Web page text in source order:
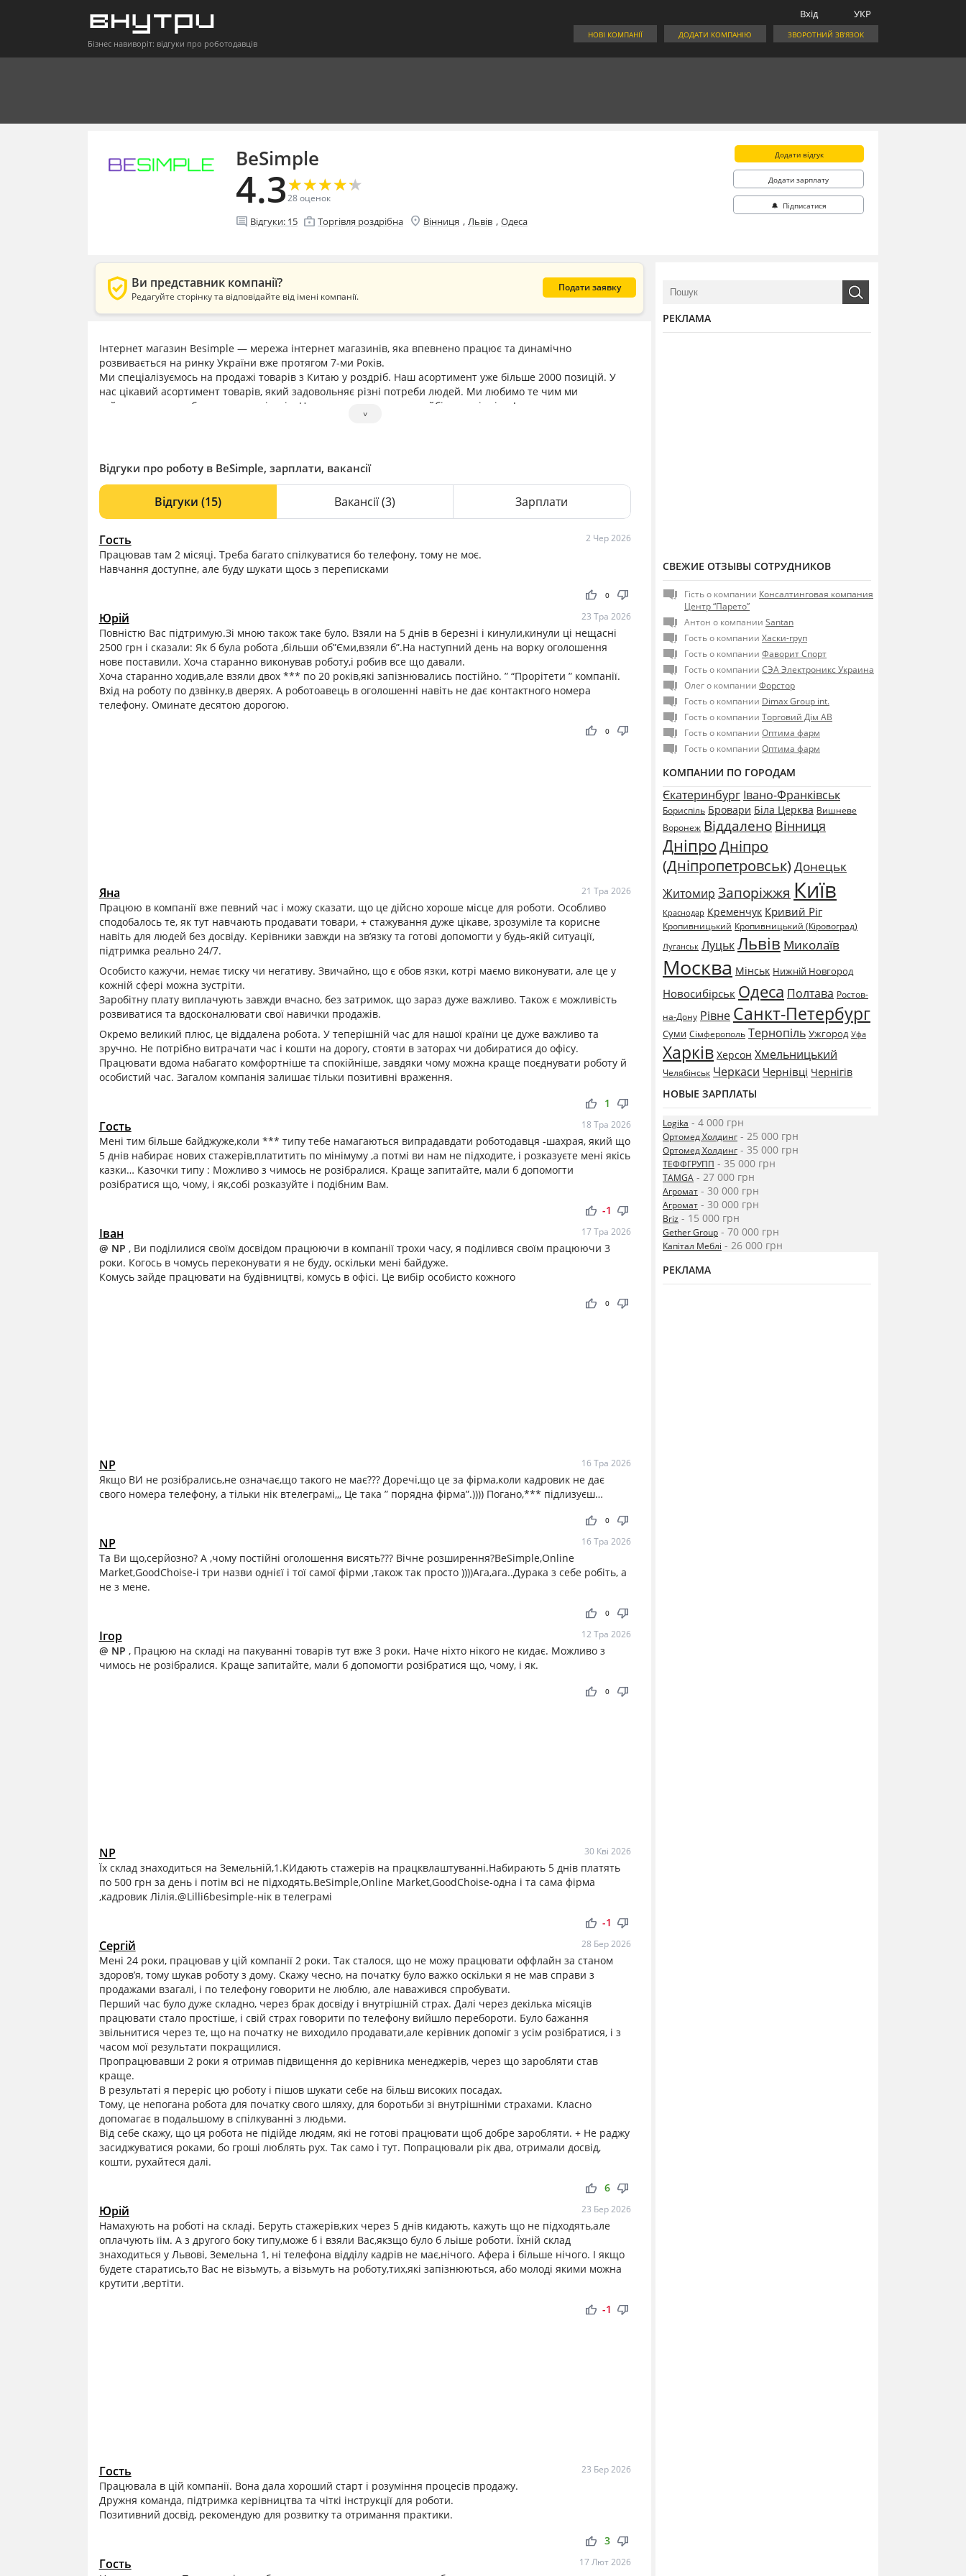
Бізнес навиворіт: відгуки про роботодавців
УКР
Вхід
ЗВОРОТНИЙ ЗВ'ЯЗОК
ДОДАТИ КОМПАНІЮ
НОВІ КОМПАНІЇ
BeSimple
4.3★
★★
★★
★★
★★
★
28оценок
comment Відгуки: 15 enterprise Торгівля роздрібна location_on Вінниця , Львів , Одеса
Додати відгук
Додати зарплату
🔔 Підписатися
verified_user Ви представник компанії?
Редагуйте сторінку та відповідайте від імені компанії.
Подати заявку
Інтернет магазин Besimple — мережа інтернет магазинів, яка впевнено працює та динамічно
розвивається на ринку України вже протягом 7-ми Років.
Ми спеціалізуємось на продажі товарів з Китаю у роздріб. Наш асортимент уже більше 2000 позицій. У
нас цікавий асортимент товарів, який задовольняє різні потреби людей. Ми любимо те чим ми
займаємось, та любимо наших клієнтів. Наша команда — наша найбільша цінність!
Місія компанії: дати зрозуміти нашим клієнтам, що таке сервіс та клієнтоорієнтованість.
оцінюється!
˅
Відгуки про роботу в BeSimple, зарплати, вакансії
Відгуки (15) Вакансії(3) Зарплати
Гость 2 Чер 2026
Працював там 2 місяці. Треба багато спілкуватися бо телефону, тому не моє.
Навчання доступне, але буду шукати щось з переписками
thumb_up thumb_down
0
Юрій 23 Тра 2026
Повністю Вас підтримую.Зі мною також таке було. Взяли на 5 днів в березні і кинули,кинули ці нещасні
2500 грн і сказали: Як б була робота ,більши об”Єми,взяли б”.На наступний день на ворку оголошення
нове поставили. Хоча старанно виконував роботу,і робив все що давали.
Хоча старанно ходив,але взяли двох *** по 20 років,які запізнювались постійно. ” “Прорітети ” компанії.
Вхід на роботу по дзвінку,в дверях. А роботоавець в оголошенні навіть не дає контактного номера
телефону. Оминате десятою дорогою.
thumb_up thumb_down
0
Яна 21 Тра 2026
Працюю в компанії вже певний час і можу сказати, що це дійсно хороше місце для роботи. Особливо
сподобалось те, як тут навчають продавати товари, + стажування дуже цікаве, зрозуміле та корисне
навіть для людей без досвіду. Керівники завжди на зв’язку та готові допомогти у будь-якій ситуації,
підтримка реально 24/7.
Особисто кажучи, немає тиску чи негативу. Звичайно, що є обов язки, котрі маємо виконувати, але це у
кожній сфері можна зустріти.
Заробітну плату виплачують завжди вчасно, без затримок, що зараз дуже важливо. Також є можливість
розвиватися та вдосконалювати свої навички продажів.
Окремо великий плюс, це віддалена робота. У теперішній час для нашої країни це дуже важливо та
зручно. Не потрібно витрачати час і кошти на дорогу, стояти в заторах чи добиратися до офісу.
Працювати вдома набагато комфортніше та спокійніше, завдяки чому можна краще поєднувати роботу й
особистий час. Загалом компанія залишає тільки позитивні враження.
thumb_up thumb_down
1
Гость 18 Тра 2026
Мені тим більше байджуже,коли *** типу тебе намагаються випрадавдати роботодавця -шахрая, який що
5 днів набирає нових стажерів,платитить по мінімуму ,а потмі ви нам не підходите, і розказуєте мені якісь
казки… Казочки типу : Можливо з чимось не розібралися. Краще запитайте, мали б допомогти
розібратися що, чому, і як,собі розказуйте і подібним Вам.
thumb_up thumb_down
-1
Іван 17 Тра 2026
@ NP , Ви поділилися своїм досвідом працюючи в компанії трохи часу, я поділився своїм працюючи 3
роки. Когось в чомусь переконувати я не буду, оскільки мені байдуже.
Комусь зайде працювати на будівництві, комусь в офісі. Це вибір особисто кожного
thumb_up thumb_down
0
NP 16 Тра 2026
Якщо ВИ не розібрались,не означає,що такого не має??? Доречі,що це за фірма,коли кадровик не дає
свого номера телефону, а тільки нік втелеграмі,,, Це така ” порядна фірма”.)))) Погано,*** підлизуєш…
thumb_up thumb_down
0
NP 16 Тра 2026
Та Ви що,серйозно? А ,чому постійні оголошення висять??? Вічне розширення?BeSimple,Online
Market,GoodChoise-і три назви однієї і тої самої фірми ,також так просто ))))Ага,ага..Дурака з себе робіть, а
не з мене.
thumb_up thumb_down
0
Ігор 12 Тра 2026
@ NP , Працюю на складі на пакуванні товарів тут вже 3 роки. Наче ніхто нікого не кидає. Можливо з
чимось не розібралися. Краще запитайте, мали б допомогти розібратися що, чому, і як.
thumb_up thumb_down
0
NP 30 Кві 2026
Їх склад знаходиться на Земельній,1.КИдають стажерів на працквлаштуванні.Набирають 5 днів платять
по 500 грн за день і потім всі не підходять.BeSimple,Online Market,GoodChoise-одна і та сама фірма
,кадровик Лілія.@Lilli6besimple-нік в телеграмі
thumb_up thumb_down
-1
Сергій 28 Бер 2026
Мені 24 роки, працював у цій компанії 2 роки. Так сталося, що не можу працювати оффлайн за станом
здоров’я, тому шукав роботу з дому. Скажу чесно, на початку було важко оскільки я не мав справи з
продажами взагалі, і по телефону говорити не люблю, але наважився спробувати.
Перший час було дуже складно, через брак досвіду і внутрішній страх. Далі через декілька місяців
працювати стало простіше, і свій страх говорити по телефону вийшло перебороти. Було бажання
звільнитися через те, що на початку не виходило продавати,але керівник допоміг з усім розібратися, і з
часом мої результати покращилися.
Пропрацювавши 2 роки я отримав підвищення до керівника менеджерів, через що заробляти став
краще.
В результаті я переріс цю роботу і пішов шукати себе на більш високих посадах.
Тому, це непогана робота для початку свого шляху, для боротьби зі внутрішніми страхами. Класно
допомагає в подальшому в спілкуванні з людьми.
Від себе скажу, що ця робота не підійде людям, які не готові працювати щоб добре заробляти. + Не раджу
засиджуватися роками, бо гроші люблять рух. Так само і тут. Попрацювали рік два, отримали досвід,
кошти, рухайтеся далі.
thumb_up thumb_down
6
Юрій 23 Бер 2026
Намахують на роботі на складі. Беруть стажерів,ких через 5 днів кидають, кажуть що не підходять,але
оплачують їім. А з другого боку типу,може б і взяли Вас,якзщо було б льіше роботи. Їхній склад
знаходиться у Львові, Земельна 1, ні телефона відділу кадрів не має,нічого. Афера і більше нічого. І якщо
будете старатись,то Вас не візьмуть, а візьмуть на роботу,тих,які запізнюються, або молоді якими можна
крутити ,вертіти.
thumb_up thumb_down
-1
Гость 23 Бер 2026
Працювала в цій компанії. Вона дала хороший старт і розуміння процесів продажу.
Дружня команда, підтримка керівництва та чіткі інструкції для роботи.
Позитивний досвід, рекомендую для розвитку та отримання практики.
thumb_up thumb_down
3
Гость 17 Лют 2026
РЕКЛАМА
СВЕЖИЕ ОТЗЫВЫ СОТРУДНИКОВ
Гість о компании Консалтинговая компания
Центр “Парето”
Антон о компании Santan
Гость о компании Хаски-груп
Гость о компании Фаворит Спорт
Гость о компании СЭА Электроникс Украина
Олег о компании Форстор
Гость о компании Dimax Group int.
Гость о компании Торговий Дім АВ
Гость о компании Оптима фарм
Гость о компании Оптима фарм
КОМПАНИИ ПО ГОРОДАМ
Єкатеринбург Івано-Франківськ
Бориспіль Бровари Біла Церква Вишневе
Воронеж Віддалено Вінниця
ДніпроДніпро
(Дніпропетровськ) Донецьк
Житомир Запоріжжя Київ
Краснодар Кременчук Кривий Ріг
Кропивницький Кропивницький (Кіровоград)
Луганськ ЛуцькЛьвів Миколаїв
Москва Мінськ Нижній Новгород
Новосибірськ Одеса Полтава Ростов-
на-Дону Рівне Санкт-Петербург
Суми Сімферополь Тернопіль Ужгород Уфа
Харків Херсон Хмельницький
Челябінськ Черкаси Чернівці Чернігів
НОВЫЕ ЗАРПЛАТЫ
Logika - 4 000 грн
Ортомед Холдинг - 25 000 грн
Ортомед Холдинг - 35 000 грн
ТЕФФГРУПП - 35 000 грн
TAMGA - 27 000 грн
Агромат - 30 000 грн
Агромат - 30 000 грн
Briz - 15 000 грн
Gether Group - 70 000 грн
Капітал Меблі - 26 000 грн
РЕКЛАМА